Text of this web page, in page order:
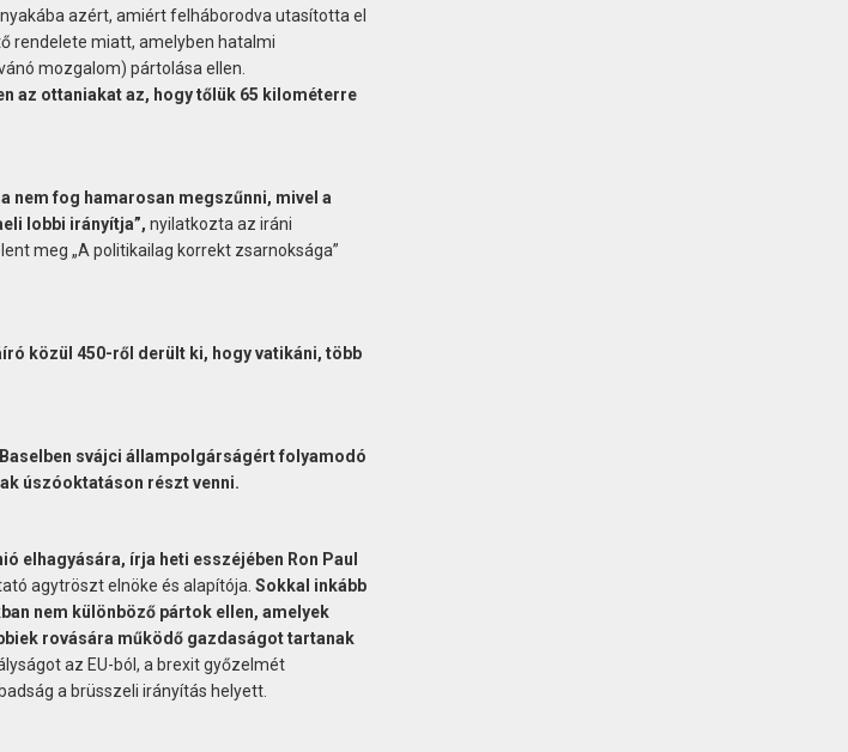
azért, amiért felháborodva utasította el
rendelete miatt, amelyben hatalmi
mozgalom) pártolása ellen.
az ottaniakat az, hogy tőlük 65 kilométerre
nem fog hamarosan megszűnni, mivel a
lobbi irányítja”, nyilatkozta az iráni
meg „A politikailag korrekt zsarnoksága”
közül 450-ről derült ki, hogy vatikáni, több
svájci állampolgárságért folyamodó
úszóoktatáson részt venni.
elhagyására, írja heti esszéjében Ron Paul
agytröszt elnöke és alapítója. Sokkal inkább
nem különböző pártok ellen, amelyek
rovására működő gazdaságot tartanak
az EU-ból, a brexit győzelmét
a brüsszeli irányítás helyett.